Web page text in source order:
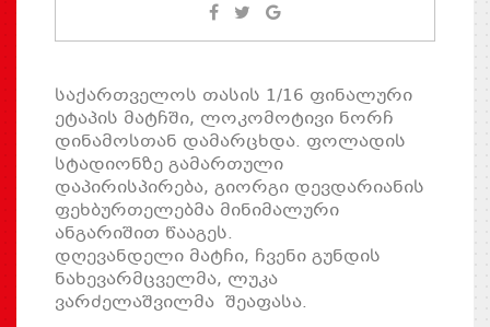
საქართველოს თასის 1/16 ფინალური
ეტაპის მატჩში, ლოკომოტივი ნორჩ
დინამოსთან დამარცხდა. ფოლადის
სტადიონზე გამართული
დაპირისპირება, გიორგი დევდარიანის
ფეხბურთელებმა მინიმალური
ანგარიშით წააგეს.
დღევანდელი მატჩი, ჩვენი გუნდის
ნახევარმცველმა, ლუკა
ვარძელაშვილმა შეაფასა.